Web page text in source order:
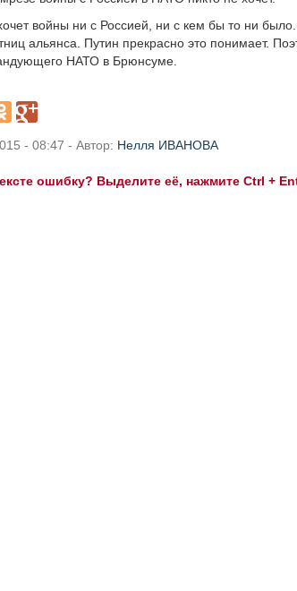
войны ни с Россией, ни с кем бы то ни
альянса. Путин прекрасно это понимает.
НАТО в Брюнсуме.
- 08:47 - Автор: Нелля ИВАНОВА
ошибку? Выделите её, нажмите Ctrl +